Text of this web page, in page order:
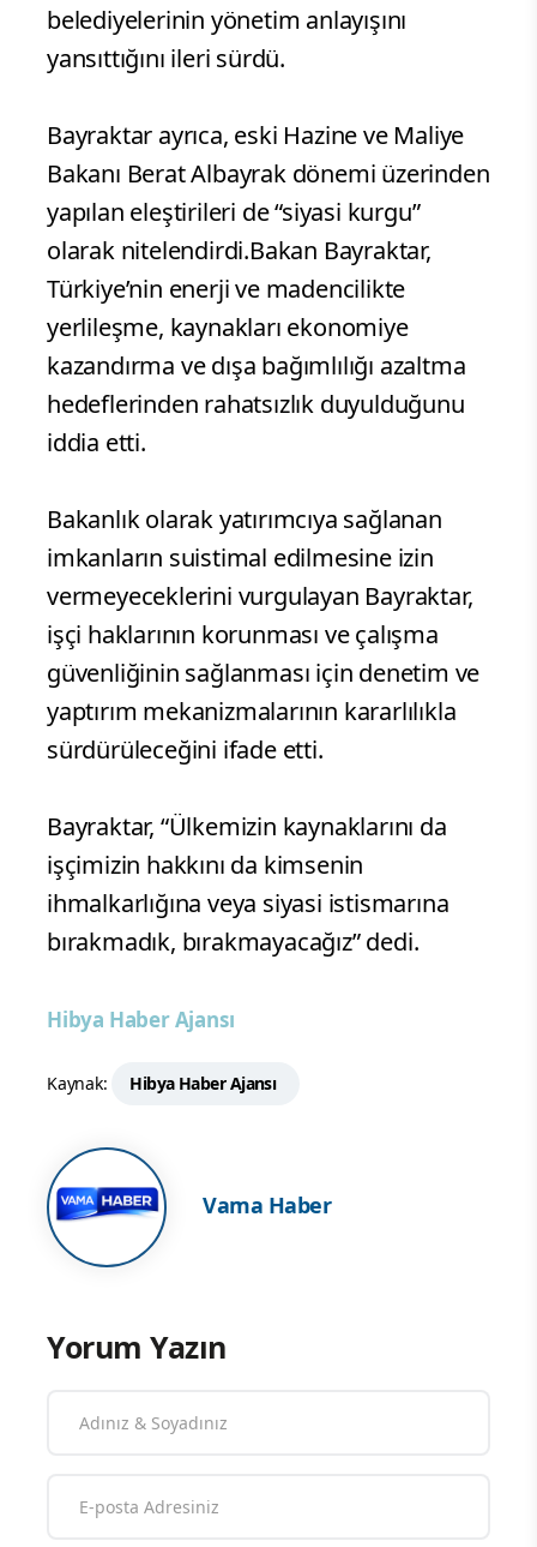
belediyelerinin yönetim anlayışını
yansıttığını ileri sürdü.
Bayraktar ayrıca, eski Hazine ve Maliye
Bakanı Berat Albayrak dönemi üzerinden
yapılan eleştirileri de “siyasi kurgu”
olarak nitelendirdi.Bakan Bayraktar,
Türkiye’nin enerji ve madencilikte
yerlileşme, kaynakları ekonomiye
kazandırma ve dışa bağımlılığı azaltma
hedeflerinden rahatsızlık duyulduğunu
iddia etti.
Bakanlık olarak yatırımcıya sağlanan
imkanların suistimal edilmesine izin
vermeyeceklerini vurgulayan Bayraktar,
işçi haklarının korunması ve çalışma
güvenliğinin sağlanması için denetim ve
yaptırım mekanizmalarının kararlılıkla
sürdürüleceğini ifade etti.
Bayraktar, “Ülkemizin kaynaklarını da
işçimizin hakkını da kimsenin
ihmalkarlığına veya siyasi istismarına
bırakmadık, bırakmayacağız” dedi.
Hibya Haber Ajansı
Kaynak: Hibya Haber Ajansı
Vama Haber
Yorum Yazın